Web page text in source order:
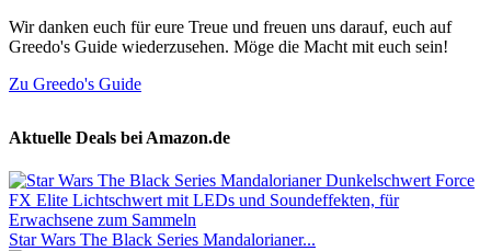
Wir danken euch für eure Treue und freuen uns darauf, euch auf
Greedo's Guide wiederzusehen. Möge die Macht mit euch sein!
Zu Greedo's Guide
Aktuelle Deals bei Amazon.de
Star Wars The Black Series Mandalorianer...